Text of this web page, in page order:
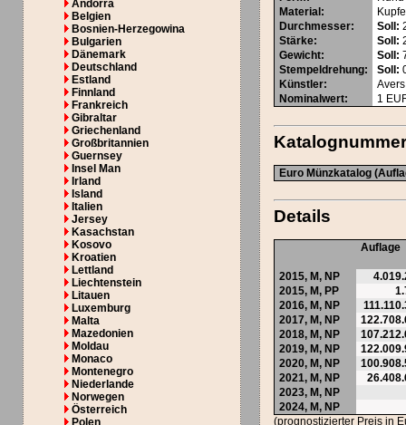
Andorra
Belgien
Bosnien-Herzegowina
Bulgarien
Dänemark
Deutschland
Estland
Finnland
Frankreich
Gibraltar
Griechenland
Großbritannien
Guernsey
Insel Man
Irland
Island
Italien
Jersey
Kasachstan
Kosovo
Kroatien
Lettland
Liechtenstein
Litauen
Luxemburg
Malta
Mazedonien
Moldau
Monaco
Montenegro
Niederlande
Norwegen
Österreich
Material :
Durchmesser: Soll:
Stärke: Soll:
Gewicht: Soll:
Stempeldrehung: Soll:
Künstler:
Nominalwert: 1
Euro Münzkatalog
Details
Auflage
2015, M, NP
2015, M, PP
2016, M, NP
2017, M, NP
2018, M, NP
2019, M, NP
2020, M, NP
2021, M, NP
2023, M, NP
2024, M, NP
(prognostizierter Preis in